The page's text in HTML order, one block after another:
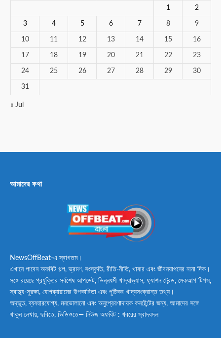
1 2
3 4 5 6 7 8 9
10 11 12 13 14 15 16
17 18 19 20 21 22 23
24 25 26 27 28 29 30
31
« Jul
আমাদের কথা
NewsOffBeat-এ স্বাগতম।
এখানে পাবেন অফবিট গল্প, ভ্রমণ, সংস্কৃতি, রীতি-নীতি, খাবার এবং জীবনযাপনের নানা দিক।
সঙ্গে রয়েছে প্রযুক্তির সর্বশেষ আপডেট, ভিন্নধর্মী খাদ্যাভ্যাস, ফ্যাশন ট্রেন্ড, মেকআপ টিপস,
স্বাস্থ্য-সুরক্ষা, যোগব্যায়ামের উপকারিতা এবং পুষ্টিকর খাদ্যসংক্রান্ত তথ্য।
অদ্ভুত, ব্যবহারযোগ্য, মনভোলানো এবং অনুপ্রেরণাদায়ক কনটেন্টের জন্য, আমাদের সঙ্গে
থাকুন লেখায়, ছবিতে, ভিডিওতে— নিউজ অফবিট : খবরের স্বাদবদল